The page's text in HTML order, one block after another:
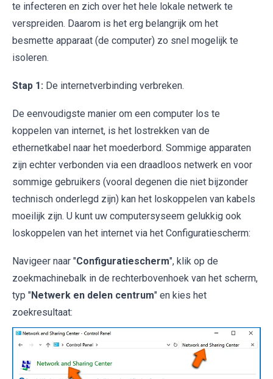
te infecteren en zich over het hele lokale netwerk te
verspreiden. Daarom is het erg belangrijk om het
besmette apparaat (de computer) zo snel mogelijk te
isoleren.
Stap 1: De internetverbinding verbreken.
De eenvoudigste manier om een computer los te
koppelen van internet, is het lostrekken van de
ethernetkabel naar het moederbord. Sommige apparaten
zijn echter verbonden via een draadloos netwerk en voor
sommige gebruikers (vooral degenen die niet bijzonder
technisch onderlegd zijn) kan het loskoppelen van kabels
moeilijk zijn. U kunt uw computersyseem gelukkig ook
loskoppelen van het internet via het Configuratiescherm:
Navigeer naar "Configuratiescherm", klik op de
zoekmachinebalk in de rechterbovenhoek van het scherm,
typ "Netwerk en delen centrum" en kies het
zoekresultaat: